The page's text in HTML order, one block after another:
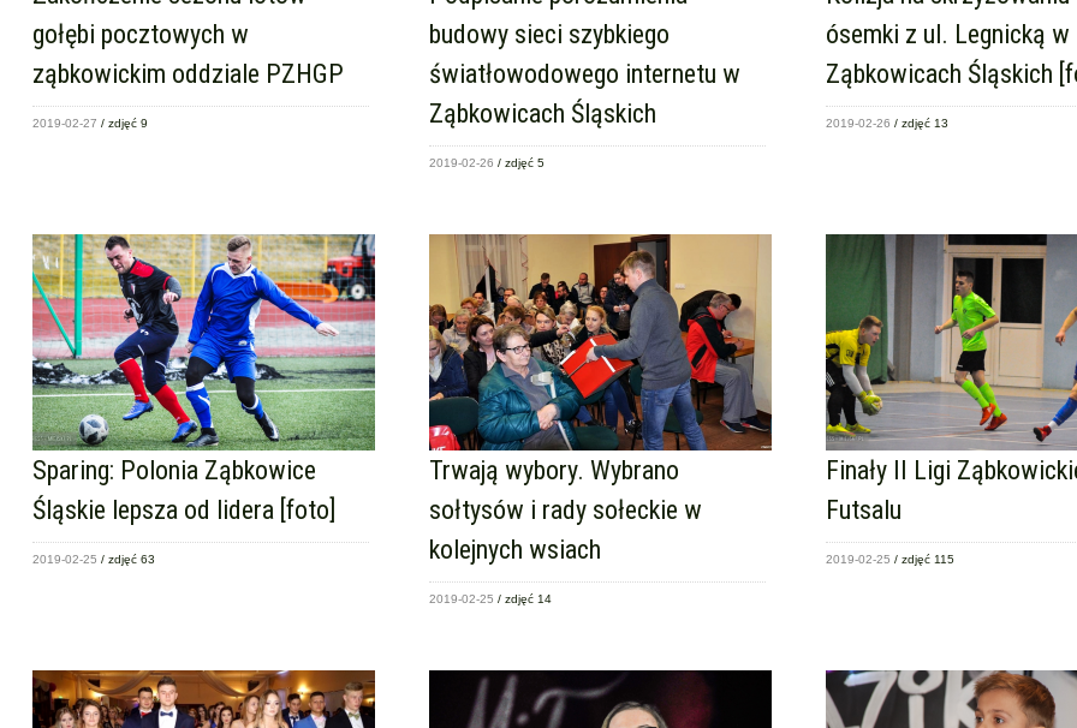
gołębi pocztowych w
ząbkowickim oddziale PZHGP
2019-02-27 / zdjęć 9
budowy sieci szybkiego
światłowodowego internetu w
Ząbkowicach Śląskich
2019-02-26 / zdjęć 5
ósemki z ul. Legnicką w
Ząbkowicach Śląskich
2019-02-26 / zdjęć 13
Sparing: Polonia Ząbkowice
Śląskie lepsza od lidera [foto]
2019-02-25 / zdjęć 63
Trwają wybory. Wybrano
sołtysów i rady sołeckie w
kolejnych wsiach
2019-02-25 / zdjęć 14
Finały II Ligi
Futsalu
2019-02-25 / zdjęć 115